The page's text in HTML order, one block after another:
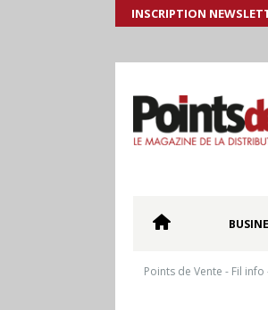
INSCRIPTION
Points de Vente - Fil info